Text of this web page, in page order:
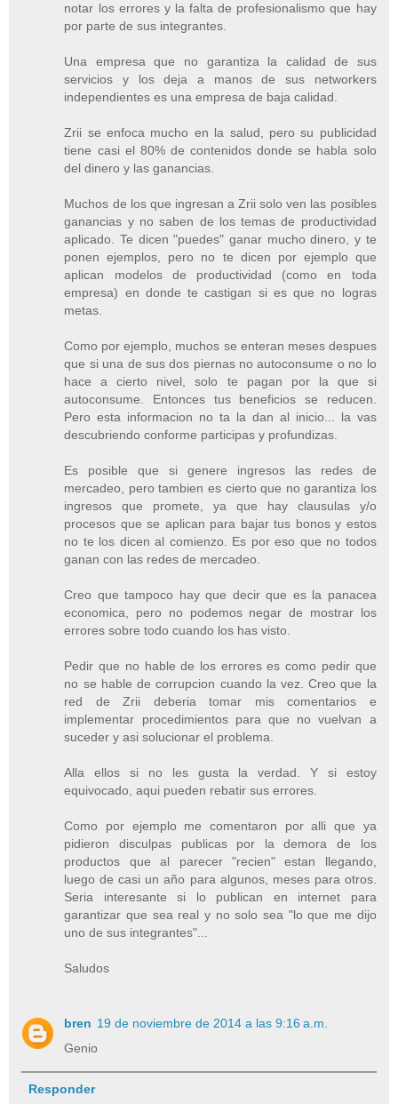
notar los errores y la falta de profesionalismo que hay
por parte de sus integrantes.
Una empresa que no garantiza la calidad de sus
servicios y los deja a manos de sus networkers
independientes es una empresa de baja calidad.
Zrii se enfoca mucho en la salud, pero su publicidad
tiene casi el 80% de contenidos donde se habla solo
del dinero y las ganancias.
Muchos de los que ingresan a Zrii solo ven las posibles
ganancias y no saben de los temas de productividad
aplicado. Te dicen "puedes" ganar mucho dinero, y te
ponen ejemplos, pero no te dicen por ejemplo que
aplican modelos de productividad (como en toda
empresa) en donde te castigan si es que no logras
metas.
Como por ejemplo, muchos se enteran meses despues
que si una de sus dos piernas no autoconsume o no lo
hace a cierto nivel, solo te pagan por la que si
autoconsume. Entonces tus beneficios se reducen.
Pero esta informacion no ta la dan al inicio... la vas
descubriendo conforme participas y profundizas.
Es posible que si genere ingresos las redes de
mercadeo, pero tambien es cierto que no garantiza los
ingresos que promete, ya que hay clausulas y/o
procesos que se aplican para bajar tus bonos y estos
no te los dicen al comienzo. Es por eso que no todos
ganan con las redes de mercadeo.
Creo que tampoco hay que decir que es la panacea
economica, pero no podemos negar de mostrar los
errores sobre todo cuando los has visto.
Pedir que no hable de los errores es como pedir que
no se hable de corrupcion cuando la vez. Creo que la
red de Zrii deberia tomar mis comentarios e
implementar procedimientos para que no vuelvan a
suceder y asi solucionar el problema.
Alla ellos si no les gusta la verdad. Y si estoy
equivocado, aqui pueden rebatir sus errores.
Como por ejemplo me comentaron por alli que ya
pidieron disculpas publicas por la demora de los
productos que al parecer "recien" estan llegando,
luego de casi un año para algunos, meses para otros.
Seria interesante si lo publican en internet para
garantizar que sea real y no solo sea "lo que me dijo
uno de sus integrantes"...
Saludos
bren 19 de noviembre de 2014 a las 9:16 a.m.
Genio
Responder